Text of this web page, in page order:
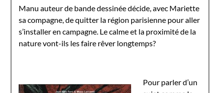
Manu auteur de bande dessinée décide, avec Mariette
sa compagne, de quitter la région parisienne pour aller
s’installer en campagne. Le calme et la proximité de la
nature vont-ils les faire rêver longtemps?
Pour parler d’un